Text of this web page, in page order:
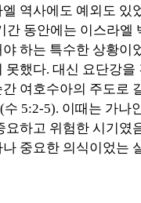
역사에도 예외도 있
간 동안에는 이스라엘
하는 특수한 상황이
못했다. 대신 요단강을
여호수아의 주도로
5:2-5). 이때는 가나
요하고 위험한 시기였
중요한 의식이었는